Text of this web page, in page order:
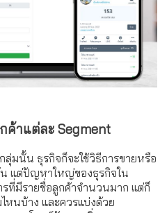
ค้าแต่ละ Segment
มนั้น ธุรกิจก็จะใช้วิธีการขายหรือ
น แต่ปัญหาใหญ่ของธุรกิจใน
ที่มีรายชื่อลูกค้าจำนวนมาก แต่ก็
หนบ้าง และควรแบ่งด้วย